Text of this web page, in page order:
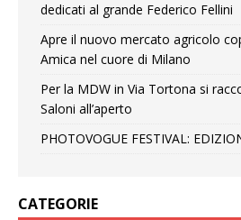
dedicati al grande Federico Fellini
Apre il nuovo mercato agricolo
Amica nel cuore di Milano
Per la MDW in Via Tortona si
Saloni all’aperto
PHOTOVOGUE FESTIVAL:
CATEGORIE